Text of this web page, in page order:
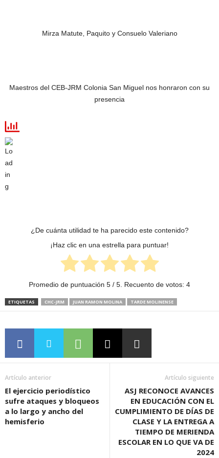
Mirza Matute, Paquito y Consuelo Valeriano
Maestros del CEB-JRM Colonia San Miguel nos honraron con su
presencia
¿De cuánta utilidad te ha parecido este contenido?
¡Haz clic en una estrella para puntuar!
Promedio de puntuación 5 / 5. Recuento de votos: 4
ETIQUETAS CHC-JRM JUAN RAMON MOLINA TARDE MOLINENSE
Artículo anterior
El ejercicio periodístico
sufre ataques y bloqueos
a lo largo y ancho del
hemisferio
Artículo siguiente
ASJ RECONOCE AVANCES
EN EDUCACIÓN CON EL
CUMPLIMIENTO DE DÍAS DE
CLASE Y LA ENTREGA A
TIEMPO DE MERIENDA
ESCOLAR EN LO QUE VA DE
2024